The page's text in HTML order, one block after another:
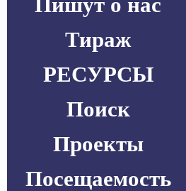
Тираж
РЕСУРСЫ
Поиск
Проекты
Посещаемость